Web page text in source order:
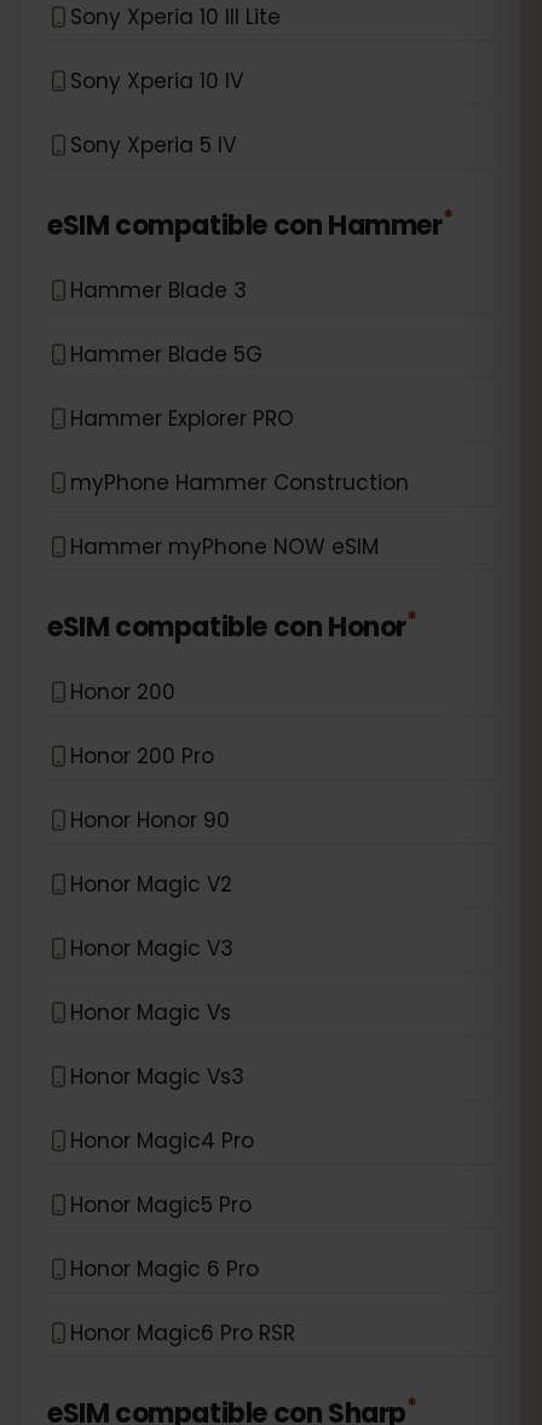
Sony Xperia 10 III Lite
Sony Xperia 10 IV
Sony Xperia 5 IV
eSIM compatible conHammer*
Hammer Blade 3
Hammer Blade 5G
Hammer Explorer PRO
myPhone Hammer Construction
Hammer myPhone NOW eSIM
eSIM compatible conHonor*
Honor 200
Honor 200 Pro
Honor Honor 90
Honor Magic V2
Honor Magic V3
Honor Magic Vs
Honor Magic Vs3
Honor Magic4 Pro
Honor Magic5 Pro
Honor Magic 6 Pro
Honor Magic6 Pro RSR
eSIM compatible conSharp*